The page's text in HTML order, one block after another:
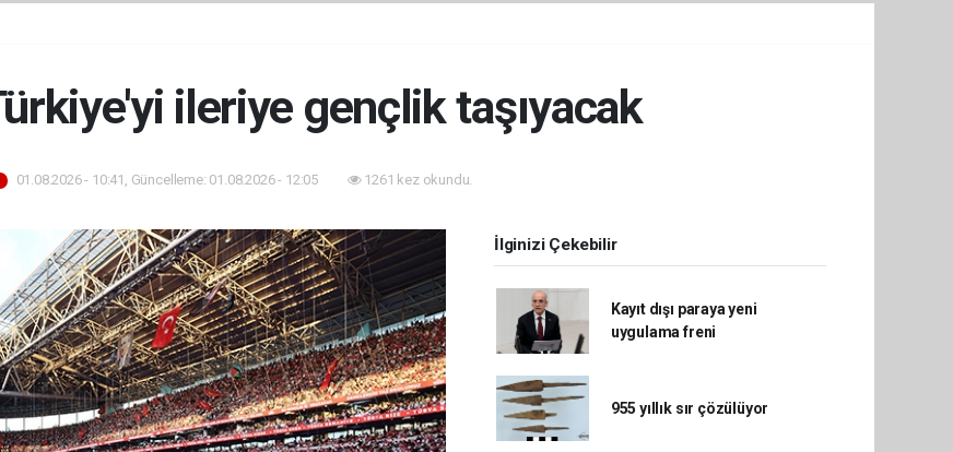
ileriye gençlik taşıyacak
01.08.2026 - 10:41, Güncelleme: 01.08.2026 - 12:05 1261 kez okundu.
İlginizi Çekebilir
Kayıt dışı paraya yeni
uygulama freni
955 yıllık sır çözülüyor